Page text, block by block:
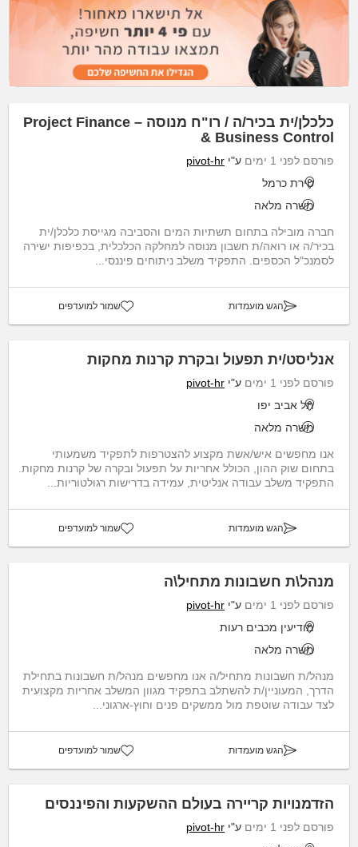
כלכלן/ית בכיר/ה / רו"ח מנוסה – Project Finance
& Business Control
פורסם לפני 1 ימים ע"י pivot-hr
טירת כרמל
משרה מלאה
חברה מובילה בתחום תשתיות המים והסביבה מגייסת כלכלן/ית
בכיר/ה או רואה/ת חשבון מנוסה למחלקה הכלכלית, בכפיפות ישירה
לסמנכ"ל הכספים. התפקיד משלב ניתוחים פיננסי...
הגש מועמדות שמור למועדפים
אנליסט/ית תפעול ובקרת קרנות מחקות
פורסם לפני 1 ימים ע"י pivot-hr
תל אביב יפו
משרה מלאה
אנו מחפשים איש/אשת מקצוע להצטרפות לתפקיד משמעותי
בתחום שוק ההון, הכולל אחריות על תפעול ובקרה של קרנות מחקות.
התפקיד משלב עבודה אנליטית, עמידה בדרישות רגולטוריות...
הגש מועמדות שמור למועדפים
מנהל\ת חשבונות מתחיל\ה
פורסם לפני 1 ימים ע"י pivot-hr
מודיעין מכבים רעות
משרה מלאה
מנהל/ת חשבונות מתחיל/ה אנו מחפשים מנהל/ת חשבונות בתחילת
הדרך, המעוניין/ת להשתלב בתפקיד מגוון המשלב אחריות מקצועית
לצד עבודה שוטפת מול ממשקים פנים וחוץ-ארגוני...
הגש מועמדות שמור למועדפים
הזדמנויות קריירה בעולם ההשקעות והפיננסים
פורסם לפני 1 ימים ע"י pivot-hr